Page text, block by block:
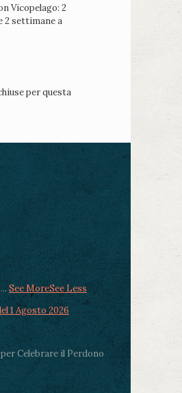
Vicopelago: 2
2 settimane a
per questa
... See MoreSee Less
1 Agosto 2026
Celebrare il Perdono